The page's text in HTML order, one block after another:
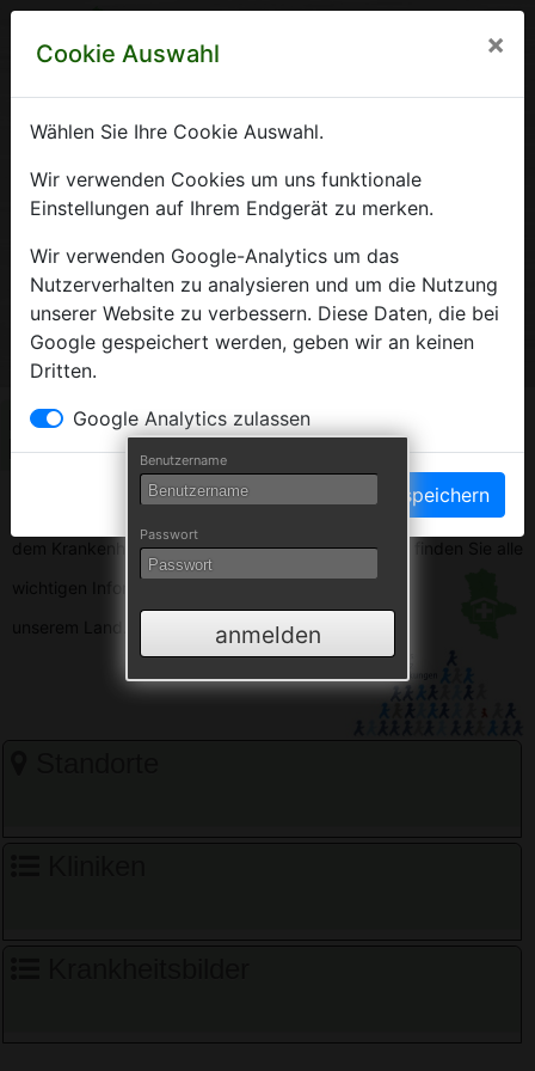
Krankenhausverzeichnis
Sachsen-Anhalt
Ein Service der Krankenhausgesellschaft Sachsen-Anhalt
e.V.
Herzlich Willkommen auf den Seiten der
Krankenhäuser Sachsen-Anhalts
Die Krankenhausgesellschaft Sachsen-Anhalt begrüßt Sie auf
dem Krankenhausverzeichnis Sachsen-Anhalt. Hier finden Sie alle
Benutzername
Passwort
anmelden
Cookie Auswahl ×
Wählen Sie Ihre Cookie Auswahl.
Wir verwenden Cookies um uns funktionale
Einstellungen auf Ihrem Endgerät zu merken.
Wir verwenden Google-Analytics um das
Nutzerverhalten zu analysieren und um die Nutzung
unserer Website zu verbessern. Diese Daten, die bei
Google gespeichert werden, geben wir an keinen
Dritten.
Google Analytics zulassen
Einstellungen speichern